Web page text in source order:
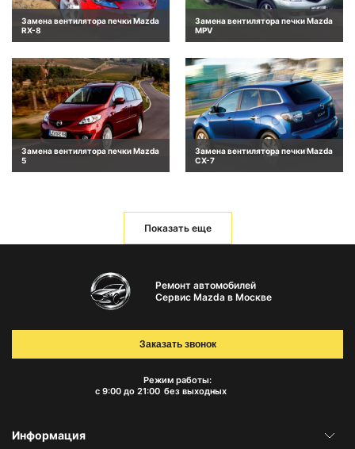
Замена вентилятора печки Mazda
RX-8
Замена вентилятора печки Mazda
MPV
Замена вентилятора печки Mazda
5
Замена вентилятора печки Mazda
CX-7
Показать еще
Ремонт автомобилей
Сервис Mazda в Москве
Режим работы:
с 9:00 до 21:00 без выходных
Заказать звонок
Информация